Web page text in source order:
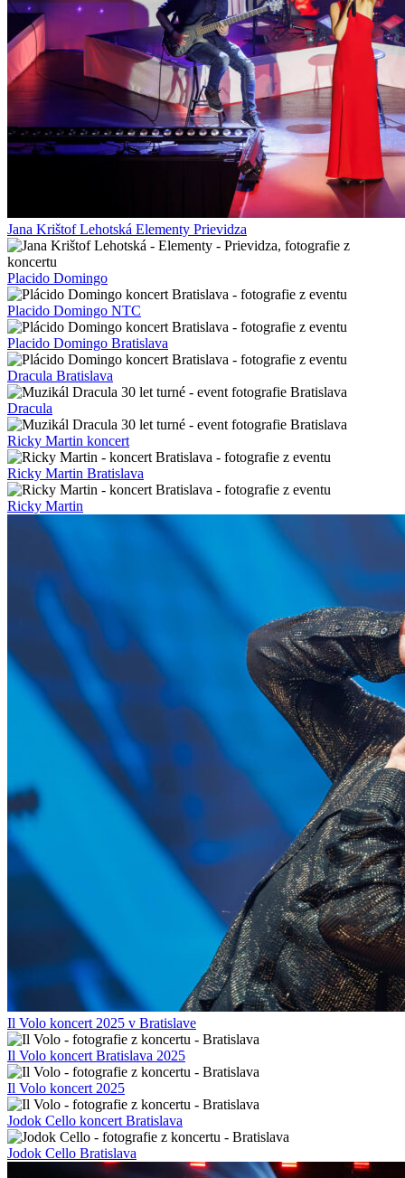
Jana Krištof Lehotská Elementy Prievidza
Placido Domingo
Placido Domingo NTC
Placido Domingo Bratislava
Dracula Bratislava
Dracula
Ricky Martin koncert
Ricky Martin Bratislava
Ricky Martin
Il Volo koncert 2025 v Bratislave
Il Volo koncert Bratislava 2025
Il Volo koncert 2025
Jodok Cello koncert Bratislava
Jodok Cello Bratislava